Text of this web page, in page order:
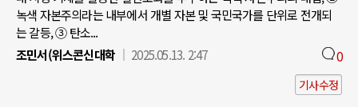
녹색 자본주의라는 내부에서 개별 자본 및 국민국가를 단위로 전개되
는 갈등, ③ 탄소...
조민서(위스콘신대학
2025.05.13. 2:47 0
기사수정